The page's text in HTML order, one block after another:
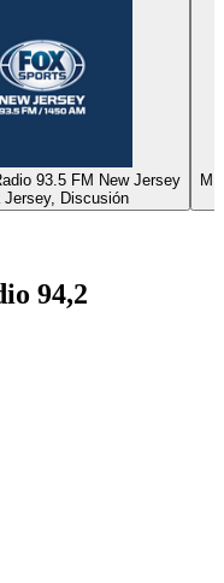
93.5 FM New Jersey
Jersey, Discusión
94,2